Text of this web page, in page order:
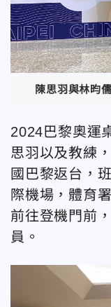
陳思羽與林昀
2024巴黎奧運
思羽以及教練
國巴黎返台，
際機場，體育
前往登機門前
員。